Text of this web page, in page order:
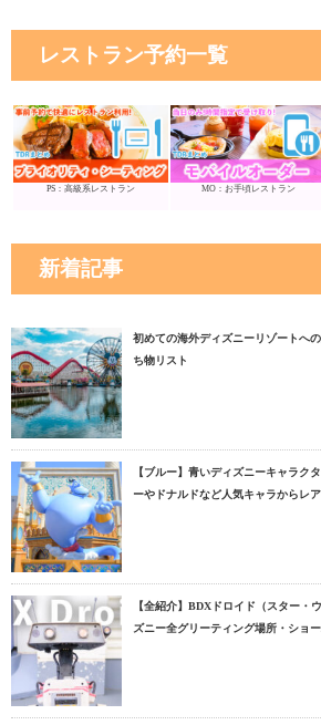
レストラン予約一覧
PS：高級系レストラン MO：お手頃レストラン
新着記事
初めての海外ディズニーリゾートへ
ち物リスト
【ブルー】青いディズニーキャラク
ーやドナルドなど人気キャラからレ
【全紹介】BDXドロイド（スター・
ズニー全グリーティング場所・ショ